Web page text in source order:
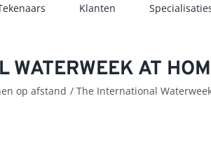
Klanten
WATERWEEK AT
op afstand The International